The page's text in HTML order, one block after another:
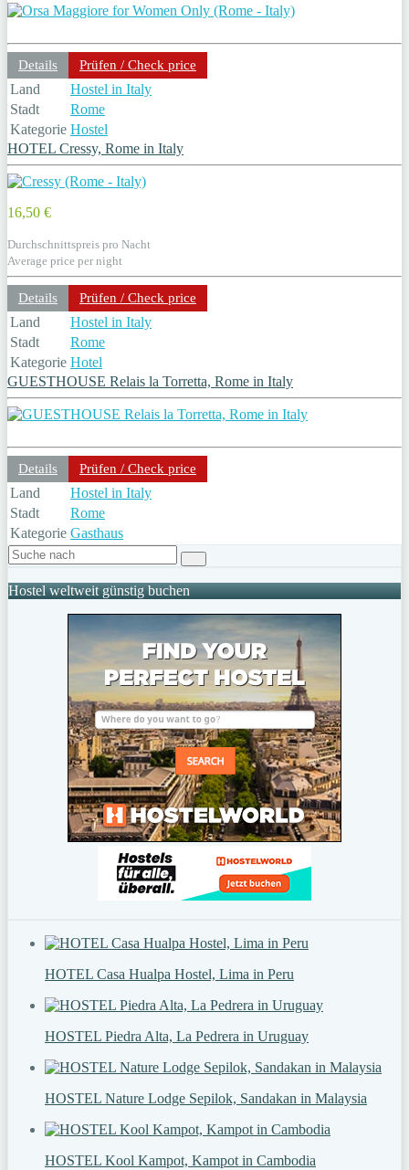
Details Prüfen / Check price
Land
Hostel in Italy
Stadt
Rome
Kategorie Hostel
HOTEL Cressy, Rome in Italy
16,50 €
Durchschnittspreis pro Nacht
Average price per night
Details Prüfen / Check price
Land
Hostel in Italy
Stadt
Rome
Kategorie Hotel
GUESTHOUSE Relais la Torretta, Rome in Italy
Details Prüfen / Check price
Land
Hostel in Italy
Stadt
Rome
Kategorie Gasthaus
Hostel weltweit günstig buchen
HOTEL Casa Hualpa Hostel, Lima in Peru
HOSTEL Piedra Alta, La Pedrera in Uruguay
HOSTEL Nature Lodge Sepilok, Sandakan in Malaysia
HOSTEL Kool Kampot, Kampot in Cambodia